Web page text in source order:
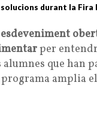
durant la Fira
esdeveniment
per
que han
programa amplia